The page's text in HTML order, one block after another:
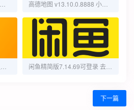
下一篇